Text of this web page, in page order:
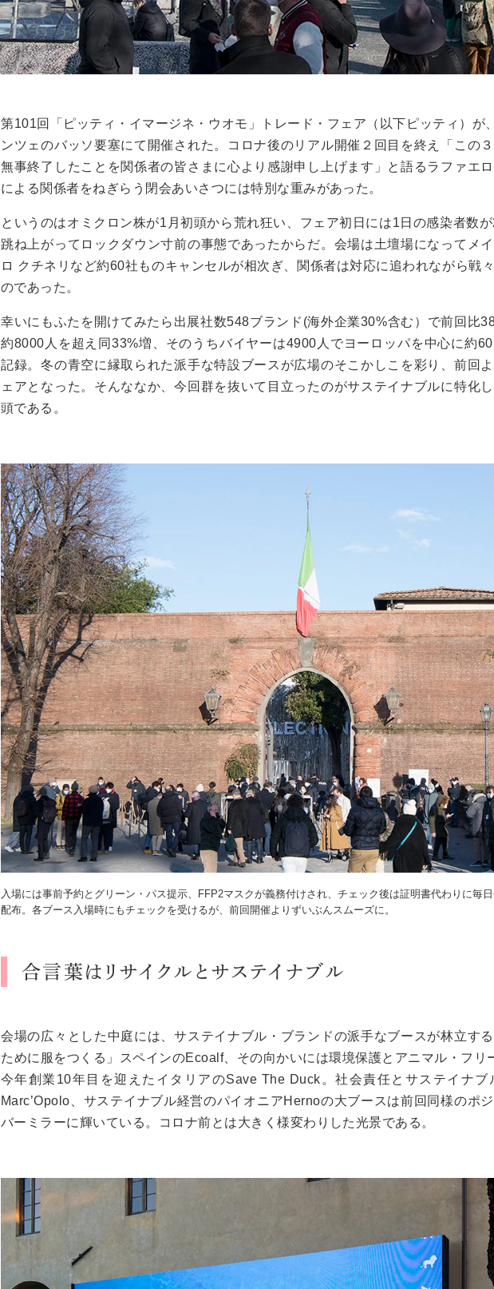
第101回「ピッティ・イマージネ・ウオモ」トレード・フェア（以下ピッティ）が、
ンツェのバッソ要塞にて開催された。コロナ後のリアル開催２回目を終え「この
無事終了したことを関係者の皆さまに心より感謝申し上げます」と語るラファエ
による関係者をねぎらう閉会あいさつには特別な重みがあった。
というのはオミクロン株が1月初頭から荒れ狂い、フェア初日には1 日の感染者数が
跳ね上がってロックダウン寸前の事態であったからだ。会場は土壇場になってメ
ロ クチネリなど約60社ものキャンセルが相次ぎ、関係者は対応に追われながら戦
のであった。
幸いにもふたを開けてみたら出展社数548ブランド (海外企業30%含む）で前回比
約8000 人を超え同33%増、そのうちバイヤーは4900 人でヨーロッパを中心に約60
記録。冬の青空に縁取られた派手な特設ブースが広場のそこかしこを彩り、前回
ェアとなった。そんななか、今回群を抜いて目立ったのがサステイナブルに特化
頭である。
入場には事前予約とグリーン・パス提示、FFP2マスクが義務付けされ、チェック後は証明書代わりに毎
配布。各ブース入場時にもチェックを受けるが、前回開催よりずいぶんスムーズに。
合言葉はリサイクルとサステイナブル
会場の広々とした中庭には、サステイナブル・ブランドの派手なブースが林立す
ために服をつくる」スペインのEcoalf、その向かいには環境保護とアニマル・フリ
今年創業10年目を迎えたイタリアのSave The Duck 。社会責任とサステイナブ
Marc’Opolo 、サステイナブル経営のパイオニアHernoの大ブースは前回同様のポ
バーミラーに輝いている。コロナ前とは大きく様変わりした光景である。